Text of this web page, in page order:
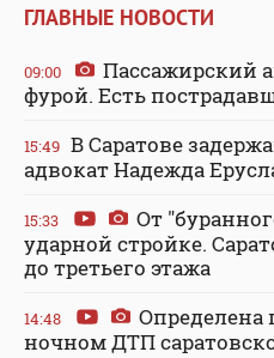
ГЛАВНЫЕ НОВОСТИ
09:00
Пассажирский
фурой. Есть
15:49 В Саратове
адвокат Надежда
15:33
От
ударной стройке.
до третьего этажа
14:48
Определена
ночном ДТП